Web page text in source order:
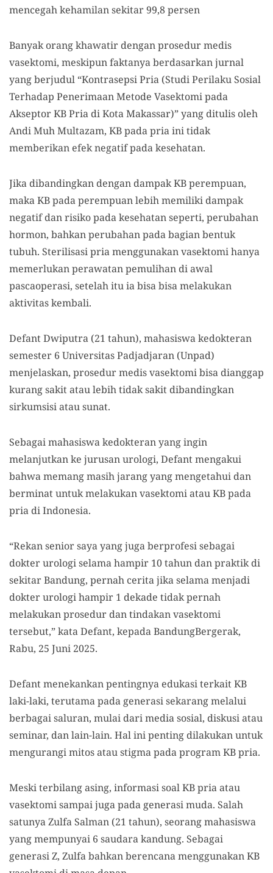
mencegah kehamilan sekitar 99,8 persen
Banyak orang khawatir dengan prosedur medis
vasektomi, meskipun faktanya berdasarkan jurnal
yang berjudul “Kontrasepsi Pria (Studi Perilaku Sosial
Terhadap Penerimaan Metode Vasektomi pada
Akseptor KB Pria di Kota Makassar)” yang ditulis oleh
Andi Muh Multazam, KB pada pria ini tidak
memberikan efek negatif pada kesehatan.
Jika dibandingkan dengan dampak KB perempuan,
maka KB pada perempuan lebih memiliki dampak
negatif dan risiko pada kesehatan seperti, perubahan
hormon, bahkan perubahan pada bagian bentuk
tubuh. Sterilisasi pria menggunakan vasektomi hanya
memerlukan perawatan pemulihan di awal
pascaoperasi, setelah itu ia bisa bisa melakukan
aktivitas kembali.
Defant Dwiputra (21 tahun), mahasiswa kedokteran
semester 6 Universitas Padjadjaran (Unpad)
menjelaskan, prosedur medis vasektomi bisa dianggap
kurang sakit atau lebih tidak sakit dibandingkan
sirkumsisi atau sunat.
Sebagai mahasiswa kedokteran yang ingin
melanjutkan ke jurusan urologi, Defant mengakui
bahwa memang masih jarang yang mengetahui dan
berminat untuk melakukan vasektomi atau KB pada
pria di Indonesia.
“Rekan senior saya yang juga berprofesi sebagai
dokter urologi selama hampir 10 tahun dan praktik di
sekitar Bandung, pernah cerita jika selama menjadi
dokter urologi hampir 1 dekade tidak pernah
melakukan prosedur dan tindakan vasektomi
tersebut,” kata Defant, kepada BandungBergerak,
Rabu, 25 Juni 2025.
Defant menekankan pentingnya edukasi terkait KB
laki-laki, terutama pada generasi sekarang melalui
berbagai saluran, mulai dari media sosial, diskusi atau
seminar, dan lain-lain. Hal ini penting dilakukan untuk
mengurangi mitos atau stigma pada program KB pria.
Meski terbilang asing, informasi soal KB pria atau
vasektomi sampai juga pada generasi muda. Salah
satunya Zulfa Salman (21 tahun), seorang mahasiswa
yang mempunyai 6 saudara kandung. Sebagai
generasi Z, Zulfa bahkan berencana menggunakan KB